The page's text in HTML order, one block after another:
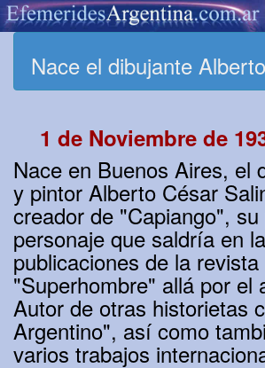
Nace el dibujante
1 de Noviembre de
Nace en Buenos Aires, el
y pintor Alberto César
creador de "Capiango",
personaje que saldría en
publicaciones de la revista
"Superhombre" allá por el
Autor de otras historietas
Argentino", así como
varios trabajos